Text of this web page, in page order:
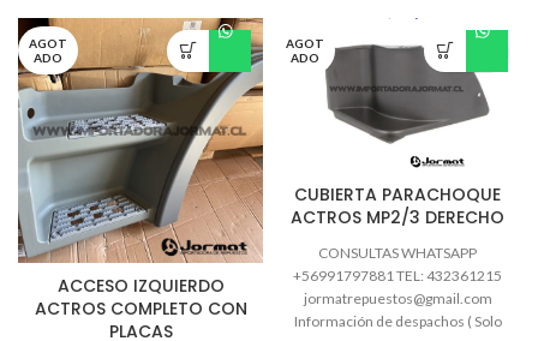
AGOT
ADO
ACCESO IZQUIERDO
ACTROS COMPLETO CON
PLACAS
AGOT
ADO
CUBIERTA PARACHOQUE
ACTROS MP2/3 DERECHO
CONSULTAS WHATSAPP
+56991797881 TEL: 432361215
jormatrepuestos@gmail.com
Información de despachos ( Solo